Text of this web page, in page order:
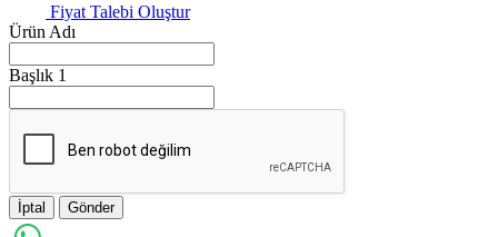
Fiyat Talebi Oluştur
Ürün Adı
Başlık 1
İptal Gönder